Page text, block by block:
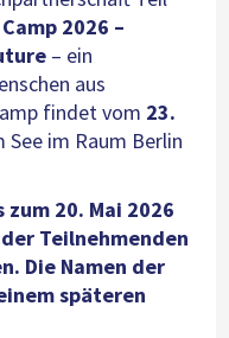
2026 –
– ein
aus
findet vom 23.
See im Raum Berlin
20. Mai 2026
Teilnehmenden
Die Namen der
späteren